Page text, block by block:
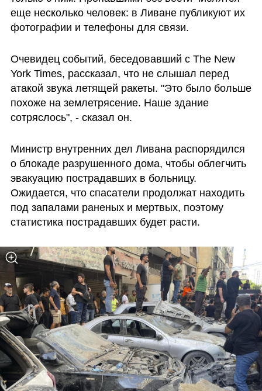
еще несколько человек: в Ливане публикуют их
фотографии и телефоны для связи.
Очевидец событий, беседовавший с The New
York Times, рассказал, что не слышал перед
атакой звука летящей ракеты. "Это было больше
похоже на землетрясение. Наше здание
сотряслось", - сказал он.
Министр внутренних дел Ливана распорядился
о блокаде разрушенного дома, чтобы облегчить
эвакуацию пострадавших в больницу.
Ожидается, что спасатели продолжат находить
под запалами раненых и мертвых, поэтому
статистика пострадавших будет расти.